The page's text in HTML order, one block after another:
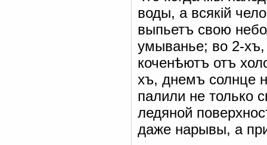
воды, а всякій
выпьетъ свою
умыванье; во 2-хъ,
коченѣютъ отъ
хъ, днемъ солнце
палили не только
ледяной
даже нарывы, а